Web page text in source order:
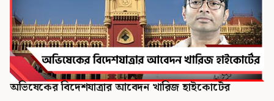
অভিষেকের বিদেশযাত্রার আবেদন খারিজ হাইকোর্টের